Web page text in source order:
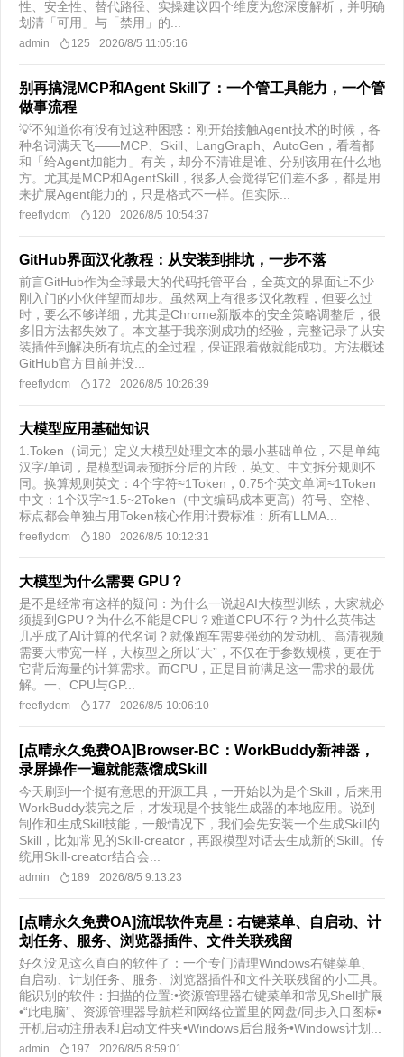
性、安全性、替代路径、实操建议四个维度为您深度解析，并明确
划清「可用」与「禁用」的...
admin 125 2026/8/5 11:05:16
别再搞混MCP和Agent Skill了：一个管工具能力，一个管
做事流程
💡不知道你有没有过这种困惑：刚开始接触Agent技术的时候，各
种名词满天飞——MCP、Skill、LangGraph、AutoGen，看着都
和「给Agent加能力」有关，却分不清谁是谁、分别该用在什么地
方。尤其是MCP和AgentSkill，很多人会觉得它们差不多，都是用
来扩展Agent能力的，只是格式不一样。但实际...
freeflydom 120 2026/8/5 10:54:37
GitHub界面汉化教程：从安装到排坑，一步不落
前言GitHub作为全球最大的代码托管平台，全英文的界面让不少
刚入门的小伙伴望而却步。虽然网上有很多汉化教程，但要么过
时，要么不够详细，尤其是Chrome新版本的安全策略调整后，很
多旧方法都失效了。本文基于我亲测成功的经验，完整记录了从安
装插件到解决所有坑点的全过程，保证跟着做就能成功。方法概述
GitHub官方目前并没...
freeflydom 172 2026/8/5 10:26:39
大模型应用基础知识
1.Token（词元）定义大模型处理文本的最小基础单位，不是单纯
汉字/单词，是模型词表预拆分后的片段，英文、中文拆分规则不
同。换算规则英文：4个字符≈1Token，0.75个英文单词≈1Token
中文：1个汉字≈1.5~2Token（中文编码成本更高）符号、空格、
标点都会单独占用Token核心作用计费标准：所有LLMA...
freeflydom 180 2026/8/5 10:12:31
大模型为什么需要 GPU？
是不是经常有这样的疑问：为什么一说起AI大模型训练，大家就必
须提到GPU？为什么不能是CPU？难道CPU不行？为什么英伟达
几乎成了AI计算的代名词？就像跑车需要强劲的发动机、高清视频
需要大带宽一样，大模型之所以“大”，不仅在于参数规模，更在于
它背后海量的计算需求。而GPU，正是目前满足这一需求的最优
解。一、CPU与GP...
freeflydom 177 2026/8/5 10:06:10
[点晴永久免费OA]Browser-BC：WorkBuddy新神器，
录屏操作一遍就能蒸馏成Skill
今天刷到一个挺有意思的开源工具，一开始以为是个Skill，后来用
WorkBuddy装完之后，才发现是个技能生成器的本地应用。说到
制作和生成Skill技能，一般情况下，我们会先安装一个生成Skill的
Skill，比如常见的Skill-creator，再跟模型对话去生成新的Skill。传
统用Skill-creator结合会...
admin 189 2026/8/5 9:13:23
[点晴永久免费OA]流氓软件克星：右键菜单、自启动、计
划任务、服务、浏览器插件、文件关联残留
好久没见这么直白的软件了：一个专门清理Windows右键菜单、
自启动、计划任务、服务、浏览器插件和文件关联残留的小工具。
能识别的软件：扫描的位置:•资源管理器右键菜单和常见Shell扩展
•“此电脑”、资源管理器导航栏和网络位置里的网盘/同步入口图标•
开机启动注册表和启动文件夹•Windows后台服务•Windows计划...
admin 197 2026/8/5 8:59:01